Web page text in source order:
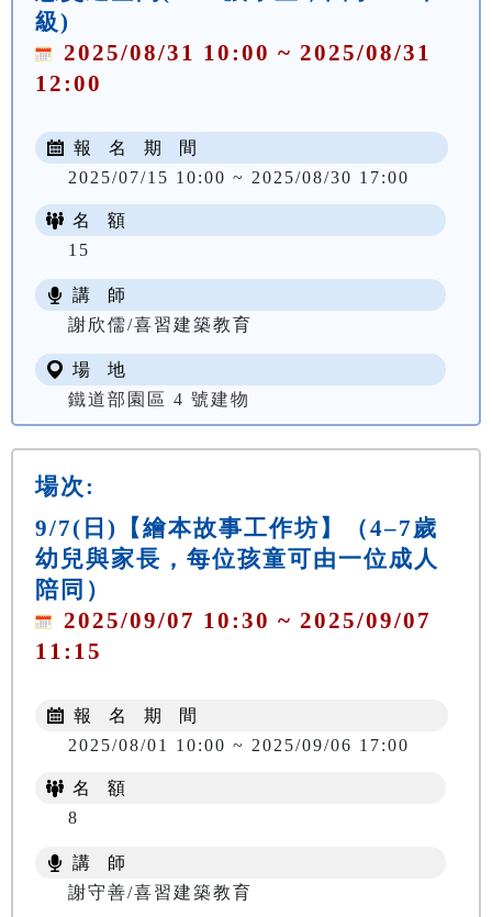
級)
2025/08/31 10:00 ~ 2025/08/31
12:00
報 名 期 間
2025/07/15 10:00 ~ 2025/08/30 17:00
名 額
15
講 師
謝欣儒/喜習建築教育
場 地
鐵道部園區 4 號建物
場次:
9/7(日)【繪本故事工作坊】（4–7歲
幼兒與家長，每位孩童可由一位成人
陪同）
2025/09/07 10:30 ~ 2025/09/07
11:15
報 名 期 間
2025/08/01 10:00 ~ 2025/09/06 17:00
名 額
8
講 師
謝守善/喜習建築教育